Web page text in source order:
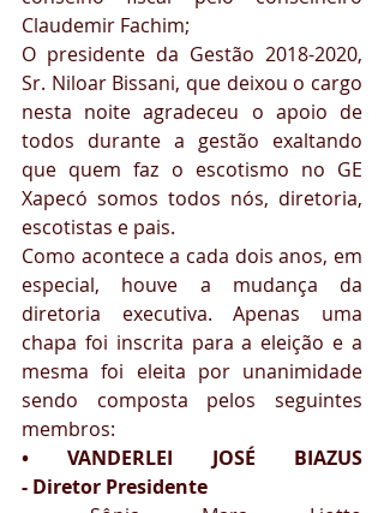
Claudemir Fachim;
O presidente da Gestão 2018-2020,
Sr. Niloar Bissani, que deixou o cargo
nesta noite agradeceu o apoio de
todos durante a gestão exaltando
que quem faz o escotismo no GE
Xapecó somos todos nós, diretoria,
escotistas e pais.
Como acontece a cada dois anos, em
especial, houve a mudança da
diretoria executiva. Apenas uma
chapa foi inscrita para a eleição e a
mesma foi eleita por unanimidade
sendo composta pelos seguintes
membros:
• VANDERLEI JOSÉ BIAZUS
- Diretor Presidente